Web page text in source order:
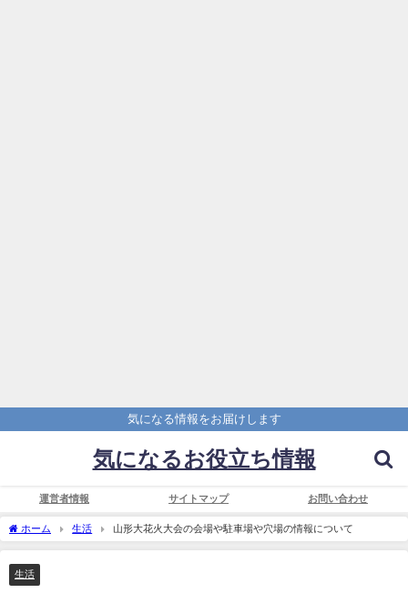
気になる情報をお届けします
気になるお役立ち情報
運営者情報 サイトマップ お問い合わせ
ホーム 生活 山形大花火大会の会場や駐車場や穴場の情報について
生活